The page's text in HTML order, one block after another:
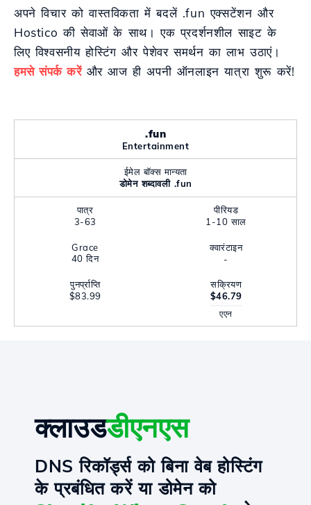
अपने विचार को वास्तविकता में बदलें .fun एक्सटेंशन और
Hostico की सेवाओं के साथ। एक प्रदर्शनशील साइट के
लिए विश्वसनीय होस्टिंग और पेशेवर समर्थन का लाभ उठाएं।
हमसे संपर्क करेंऔर आज ही अपनी ऑनलाइन यात्रा शुरू करें!
.fun
Entertainment
ईमेल बॉक्स मान्यता
डोमेन शब्दावली .fun
पात्र
3-63
पीरियड
1-10 साल
Grace
40 दिन
क्वारंटाइन
-
पुनर्प्राप्ति
$83.99
सक्रियण
$46.79
एएन
क्लाउडडीएनएस
DNS रिकॉर्ड्स को बिना वेब होस्टिंग
के प्रबंधित करें या डोमेन को